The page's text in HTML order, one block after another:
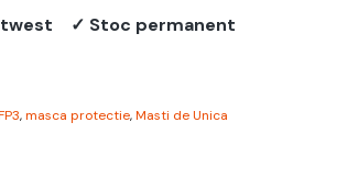
✓ Stoc permanent
,masca protectie,Masti de Unica